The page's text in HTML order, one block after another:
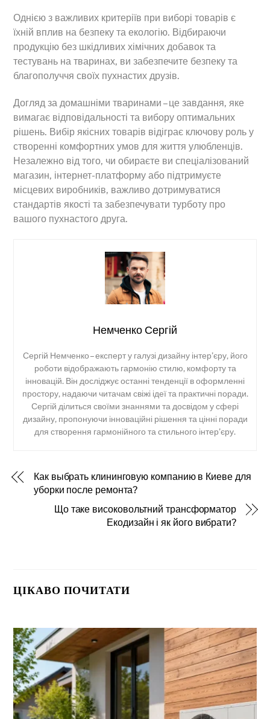
Однією з важливих критеріїв при виборі товарів є
їхній вплив на безпеку та екологію. Відбираючи
продукцію без шкідливих хімічних добавок та
тестувань на тваринах, ви забезпечите безпеку та
благополуччя своїх пухнастих друзів.
Догляд за домашніми тваринами – це завдання, яке
вимагає відповідальності та вибору оптимальних
рішень. Вибір якісних товарів відіграє ключову роль у
створенні комфортних умов для життя улюбленців.
Незалежно від того, чи обираєте ви спеціалізований
магазин, інтернет-платформу або підтримуєте
місцевих виробників, важливо дотримуватися
стандартів якості та забезпечувати турботу про
вашого пухнастого друга.
Немченко Сергій
Сергій Немченко – експерт у галузі дизайну інтер’єру, його
роботи відображають гармонію стилю, комфорту та
інновацій. Він досліджує останні тенденції в оформленні
простору, надаючи читачам свіжі ідеї та практичні поради.
Сергій ділиться своїми знаннями та досвідом у сфері
дизайну, пропонуючи інноваційні рішення та цінні поради
для створення гармонійного та стильного інтер’єру.
Как выбрать клининговую компанию в Киеве для
уборки после ремонта?
Що таке високовольтний трансформатор
Екодизайн і як його вибрати?
ЦІКАВО ПОЧИТАТИ